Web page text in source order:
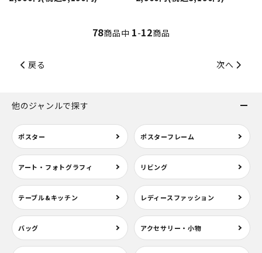
78商品中 1-12商品
戻る 次へ
他のジャンルで探す
ポスター ポスターフレーム
アート・フォトグラフィ リビング
テーブル&キッチン レディースファッション
バッグ アクセサリー・小物